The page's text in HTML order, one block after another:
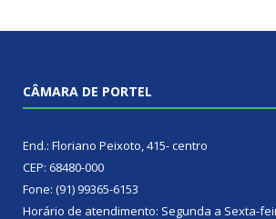
CÂMARA DE PORTEL
End.: Floriano Peixoto, 415- centro
CEP: 68480-000
Fone: (91) 99365-6153
Horário de atendimento: Segunda a Sexta-